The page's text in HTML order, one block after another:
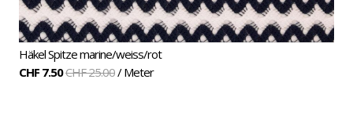
Häkel Spitze marine/weiss/rot
CHF 7.50CHF 25.00/ Meter